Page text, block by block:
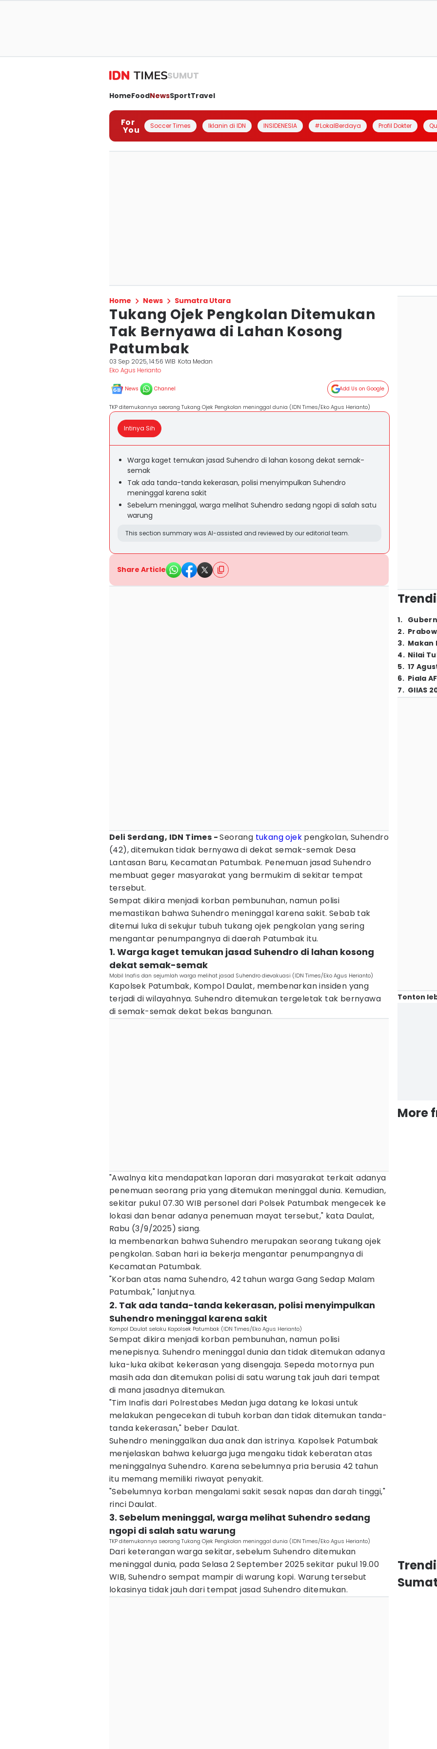
SUMUT
HomeFoodNewsSportTravel
For
You Soccer Times Iklanin di IDN INSIDENESIA #LokalBerdaya Profil Dokter
Home News Sumatra Utara
Tukang Ojek Pengkolan Ditemukan
Tak Bernyawa di Lahan Kosong
Patumbak
03 Sep 2025, 14:56 WIB Kota Medan
Eko Agus Herianto
News Channel Add Us on Google
TKP ditemukannya seorang Tukang Ojek Pengkolan meninggal dunia (IDN Times/Eko Agus Herianto)
Intinya Sih
Warga kaget temukan jasad Suhendro di lahan kosong dekat semak-
semak
Tak ada tanda-tanda kekerasan, polisi menyimpulkan Suhendro
meninggal karena sakit
Sebelum meninggal, warga melihat Suhendro sedang ngopi di salah satu
warung
This section summary was AI-assisted and reviewed by our editorial team.
Share Article
Deli Serdang, IDN Times -Seorang tukang ojek pengkolan, Suhendro
(42), ditemukan tidak bernyawa di dekat semak-semak Desa
Lantasan Baru, Kecamatan Patumbak. Penemuan jasad Suhendro
membuat geger masyarakat yang bermukim di sekitar tempat
tersebut.
Sempat dikira menjadi korban pembunuhan, namun polisi
memastikan bahwa Suhendro meninggal karena sakit. Sebab tak
ditemui luka di sekujur tubuh tukang ojek pengkolan yang sering
mengantar penumpangnya di daerah Patumbak itu.
1. Warga kaget temukan jasad Suhendro di lahan kosong
dekat semak-semak
Mobil Inafis dan sejumlah warga melihat jasad Suhendro dievakuasi (IDN Times/Eko Agus Herianto)
Kapolsek Patumbak, Kompol Daulat, membenarkan insiden yang
terjadi di wilayahnya. Suhendro ditemukan tergeletak tak bernyawa
di semak-semak dekat bekas bangunan.
"Awalnya kita mendapatkan laporan dari masyarakat terkait adanya
penemuan seorang pria yang ditemukan meninggal dunia. Kemudian,
sekitar pukul 07.30 WIB personel dari Polsek Patumbak mengecek ke
lokasi dan benar adanya penemuan mayat tersebut," kata Daulat,
Rabu (3/9/2025) siang.
Ia membenarkan bahwa Suhendro merupakan seorang tukang ojek
pengkolan. Saban hari ia bekerja mengantar penumpangnya di
Kecamatan Patumbak.
"Korban atas nama Suhendro, 42 tahun warga Gang Sedap Malam
Patumbak," lanjutnya.
2. Tak ada tanda-tanda kekerasan, polisi menyimpulkan
Suhendro meninggal karena sakit
Kompol Daulat selaku Kapolsek Patumbak (IDN Times/Eko Agus Herianto)
Sempat dikira menjadi korban pembunuhan, namun polisi
menepisnya. Suhendro meninggal dunia dan tidak ditemukan adanya
luka-luka akibat kekerasan yang disengaja. Sepeda motornya pun
masih ada dan ditemukan polisi di satu warung tak jauh dari tempat
di mana jasadnya ditemukan.
"Tim Inafis dari Polrestabes Medan juga datang ke lokasi untuk
melakukan pengecekan di tubuh korban dan tidak ditemukan tanda-
tanda kekerasan," beber Daulat.
Suhendro meninggalkan dua anak dan istrinya. Kapolsek Patumbak
menjelaskan bahwa keluarga juga mengaku tidak keberatan atas
meninggalnya Suhendro. Karena sebelumnya pria berusia 42 tahun
itu memang memiliki riwayat penyakit.
"Sebelumnya korban mengalami sakit sesak napas dan darah tinggi,"
rinci Daulat.
3. Sebelum meninggal, warga melihat Suhendro sedang
ngopi di salah satu warung
TKP ditemukannya seorang Tukang Ojek Pengkolan meninggal dunia (IDN Times/Eko Agus Herianto)
Dari keterangan warga sekitar, sebelum Suhendro ditemukan
meninggal dunia, pada Selasa 2 September 2025 sekitar pukul 19.00
WIB, Suhendro sempat mampir di warung kopi. Warung tersebut
lokasinya tidak jauh dari tempat jasad Suhendro ditemukan.
1.
2.
3. Makan
4. Nilai
5. 17
6. Piala
7. GIIAS
Tonton
More